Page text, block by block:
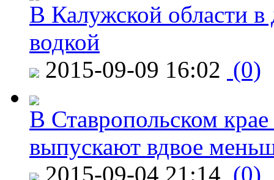
В Калужской области в
водкой
2015-09-09 16:02 (0)
В Ставропольском
выпускают вдвое
2015-09-04 21:14 (0)